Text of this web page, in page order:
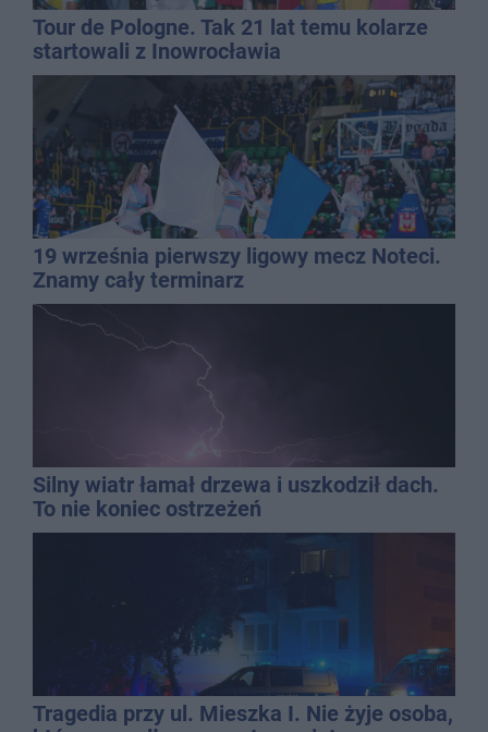
Tour de Pologne. Tak 21 lat temu kolarze
startowali z Inowrocławia
19 września pierwszy ligowy mecz Noteci.
Znamy cały terminarz
Silny wiatr łamał drzewa i uszkodził dach.
To nie koniec ostrzeżeń
Tragedia przy ul. Mieszka I. Nie żyje osoba,